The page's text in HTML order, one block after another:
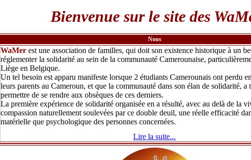
Bienvenue sur le site des
Nous
WaMerest une association de familles, qui doit son existence historique à un
réglementer la solidarité au sein de la communauté Camerounaise,
Liège en Belgique.
Un tel besoin est apparu manifeste lorsque 2 étudiants Camerounais ont perdu
leurs parents au Cameroun, et que la communauté dans son élan de solidarité,
permettre de se rendre aux obsèques de ces derniers.
La première expérience de solidarité organisée en a résulté, avec au delà de la
compassion naturellement soulevées par ce double deuil, une réelle efficacité
matérielle que psychologique des personnes concernées.
Lire la suite...